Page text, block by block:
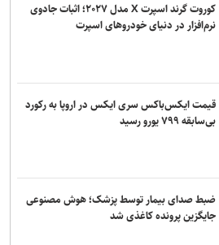
کوروت گرند اسپرت X مدل ۲۰۲۷؛ اثبات جادوی
نرم‌افزار در دنیای خودروهای اسپرت
قیمت ایکس‌باکس سری ایکس در اروپا به رکورد
بی‌سابقه ۷۹۹ یورو رسید
ضبط صدای بیمار توسط پزشک؛ هوش مصنوعی
جایگزین پرونده کاغذی شد